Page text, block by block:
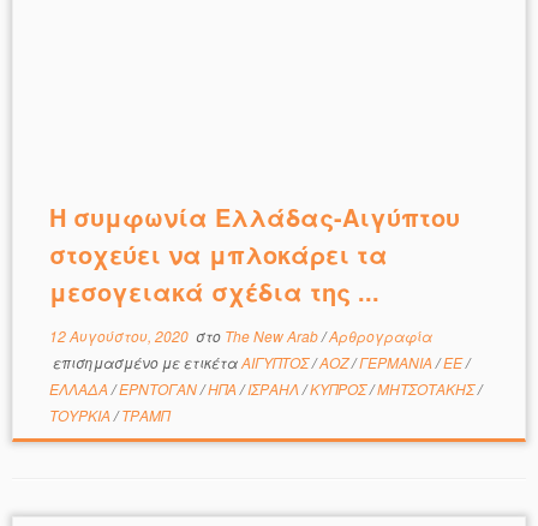
Η συμφωνία Ελλάδας-Αιγύπτου
στοχεύει να μπλοκάρει τα
μεσογειακά σχέδια της ...
12 Αυγούστου, 2020στο The New Arab/Αρθρογραφία
επισημασμένο με ετικέταΑΙΓΥΠΤΟΣ/ΑΟΖ/ΓΕΡΜΑΝΙΑ /ΕΕ/
ΕΛΛΑΔΑ /ΕΡΝΤΟΓΑΝ/ΗΠΑ /ΙΣΡΑΗΛ /ΚΥΠΡΟΣ/ΜΗΤΣΟΤΑΚΗΣ/
ΤΟΥΡΚΙΑ /ΤΡΑΜΠ